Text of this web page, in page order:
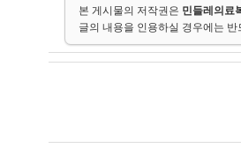
본 게시물의 저작권은 민들레의료
글의 내용을 인용하실 경우에는